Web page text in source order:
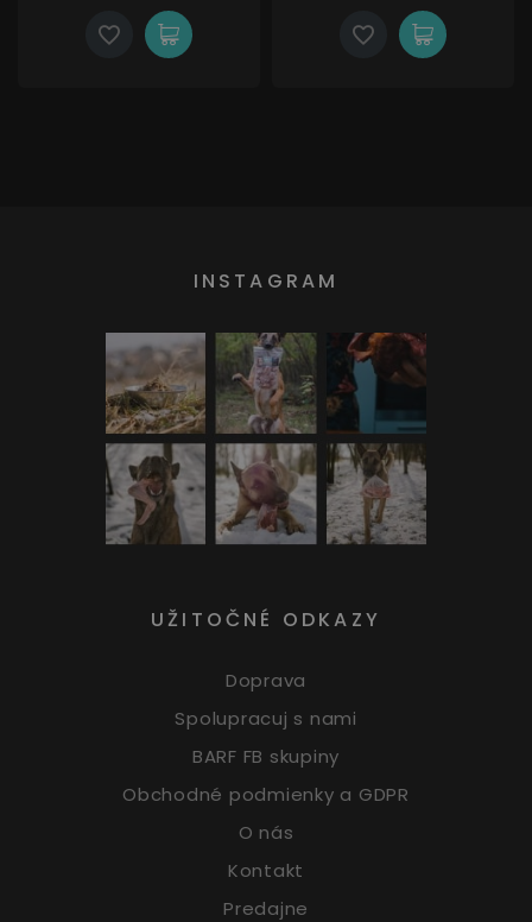
INSTAGRAM
UŽITOČNÉ ODKAZY
Doprava
Spolupracuj s nami
BARF FB skupiny
Obchodné podmienky a GDPR
O nás
Kontakt
Predajne